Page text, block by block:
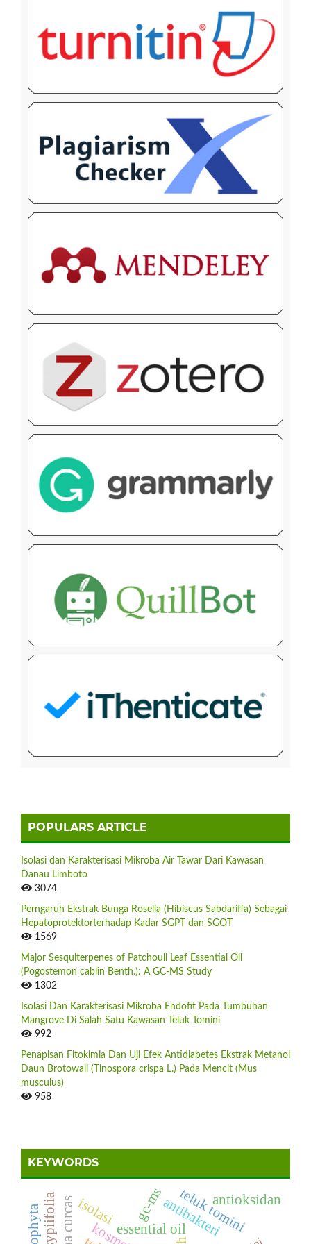
POPULARS ARTICLE
Isolasi dan Karakterisasi Mikroba Air Tawar Dari Kawasan
Danau Limboto
3074
Perngaruh Ekstrak Bunga Rosella (Hibiscus Sabdariffa) Sebagai
Hepatoprotektorterhadap Kadar SGPT dan SGOT
1569
Major Sesquiterpenes of Patchouli Leaf Essential Oil
(Pogostemon cablin Benth.): A GC-MS Study
1302
Isolasi Dan Karakterisasi Mikroba Endofit Pada Tumbuhan
Mangrove Di Salah Satu Kawasan Teluk Tomini
992
Penapisan Fitokimia Dan Uji Efek Antidiabetes Ekstrak Metanol
Daun Brotowali (Tinospora crispa L.) Pada Mencit (Mus
musculus)
958
KEYWORDS
essential oilantibakteri
teluk tomini
isolasi antioksidan
gc-ms